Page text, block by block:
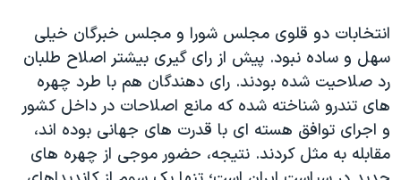
قانون شفافیت دارائی کادر رهبری ایران
اعتراضات مردمی آبان ۹۸
اسرائیل در جنگ
نرگس محمدی برنده جایزه نوبل صلح
همایش محافظه‌کاران آمریکا «سی‌پک»
انتخابات دو قلوی مجلس شورا و مجلس خبرگان خیلی
سهل و ساده نبود. پیش از رای گیری بیشتر اصلاح طلبان
رد صلاحیت شده بودند. رای دهندگان هم با طرد چهره
های تندرو شناخته شده که مانع اصلاحات در داخل کشور
و اجرای توافق هسته ای با قدرت های جهانی بوده اند،
مقابله به مثل کردند. نتیجه، حضور موجی از چهره های